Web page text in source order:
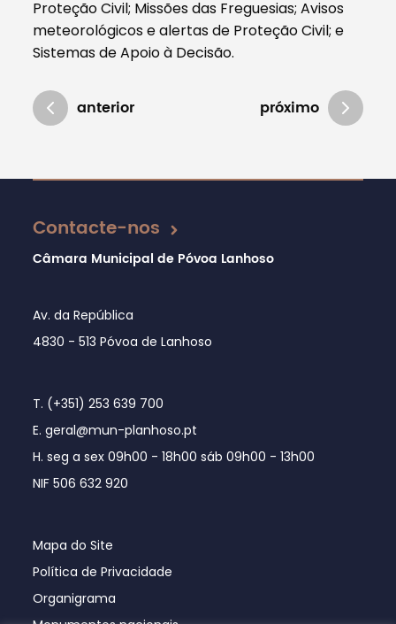
Proteção Civil; Missões das Freguesias; Avisos
meteorológicos e alertas de Proteção Civil; e
Sistemas de Apoio à Decisão.
anterior próximo
Atualizado em 06/12/2022
Contacte-nos
Câmara Municipal de Póvoa Lanhoso
Av. da República
4830 - 513 Póvoa de Lanhoso
T. (+351) 253 639 700
E. geral@mun-planhoso.pt
H. seg a sex 09h00 - 18h00 sáb 09h00 - 13h00
NIF 506 632 920
Mapa do Site
Política de Privacidade
Organigrama